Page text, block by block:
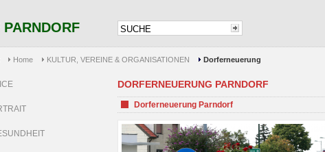
PARNDORF
Home KULTUR, VEREINE & ORGANISATIONEN Dorferneuerung
DORFERNEUERUNG PARNDORF
Dorferneuerung Parndorf